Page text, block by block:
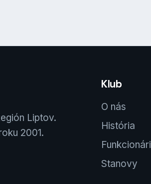
Liptov.
2001.
Klub
O nás
História
Funkcionári
Stanovy